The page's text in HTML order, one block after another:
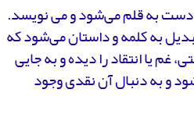
دست به قلم می‌شود و می نویسد.
به کلمه و داستان می‌شود که
یا انتقاد را دیده و به جایی
و به دنبال آن نقدی وجود